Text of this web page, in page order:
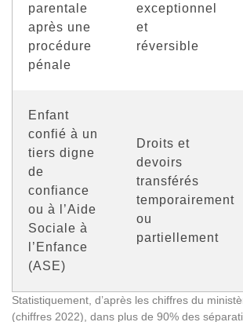
parentale
après une
procédure
pénale
exceptionnel
et
réversible
Enfant
confié à un
tiers digne
de
confiance
ou à l’Aide
Sociale à
l’Enfance
(ASE)
Droits et
devoirs
transférés
temporairement
ou
partiellement
Statistiquement, d’après les chiffres du
(chiffres 2022), dans plus de 90% des